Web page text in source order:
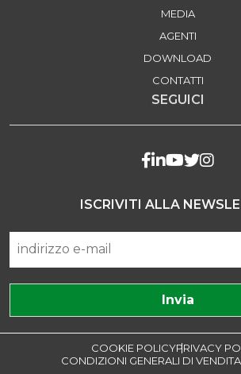
MEDIA
AGENTI
DOWNLOAD
CONTATTI
SEGUICI
ISCRIVITI ALLA
COOKIE POLICYPRIVACY
CONDIZIONI GENERALI DI VENDITA